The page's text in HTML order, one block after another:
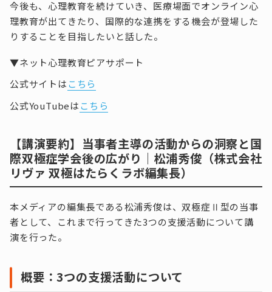
今後も、心理教育を続けていき、医療場面でオンライン心
理教育が出てきたり、国際的な連携をする機会が登場した
りすることを目指したいと話した。
▼ネット心理教育ピアサポート
公式サイトはこちら
公式YouTubeはこちら
【講演要約】当事者主導の活動からの洞察と国
際双極症学会後の広がり｜松浦秀俊（株式会社
リヴァ 双極はたらくラボ編集長）
本メディアの編集長である松浦秀俊は、双極症Ⅱ型の当事
者として、これまで行ってきた3つの支援活動について講
演を行った。
概要：3つの支援活動について